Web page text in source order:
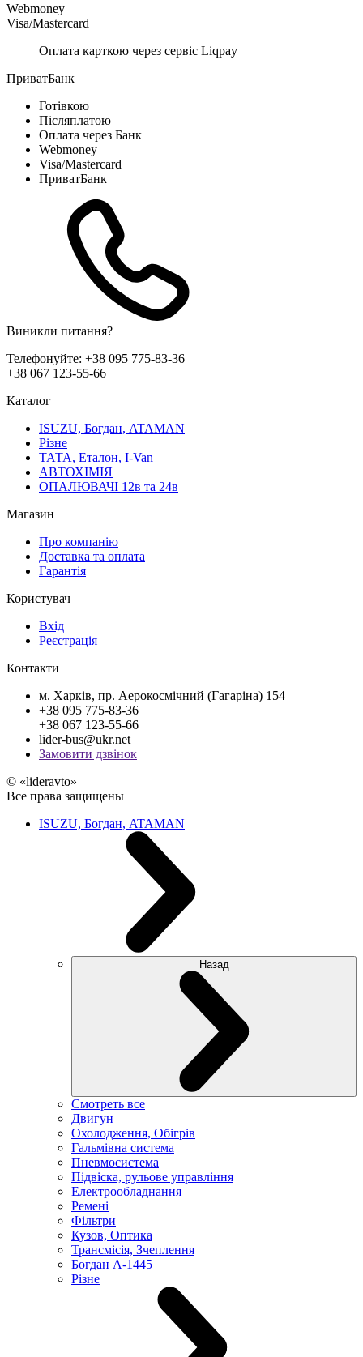
Webmoney
Visa/Mastercard
Оплата карткою через сервіс Liqpay
ПриватБанк
Готівкою
Післяплатою
Оплата через Банк
Webmoney
Visa/Mastercard
ПриватБанк
Виникли питання?
Телефонуйте: +38 095 775-83-36
+38 067 123-55-66
Каталог
ISUZU, Богдан, ATAMAN
Різне
ТАТА, Еталон, I-Van
АВТОХІМІЯ
ОПАЛЮВАЧІ 12в та 24в
Магазин
Про компанію
Доставка та оплата
Гарантія
Користувач
Вхід
Реєстрація
Контакти
м. Харків, пр. Аерокосмічний (Гагаріна) 154
+38 095 775-83-36
+38 067 123-55-66
lider-bus@ukr.net
Замовити дзвінок
© «lideravto»
Все права защищены
ISUZU, Богдан, ATAMAN
Назад
Смотреть все
Двигун
Охолодження, Обігрів
Гальмівна система
Пневмосистема
Підвіска, рульове управління
Електрообладнання
Ремені
Фільтри
Кузов, Оптика
Трансмісія, Зчеплення
Богдан А-1445
Різне